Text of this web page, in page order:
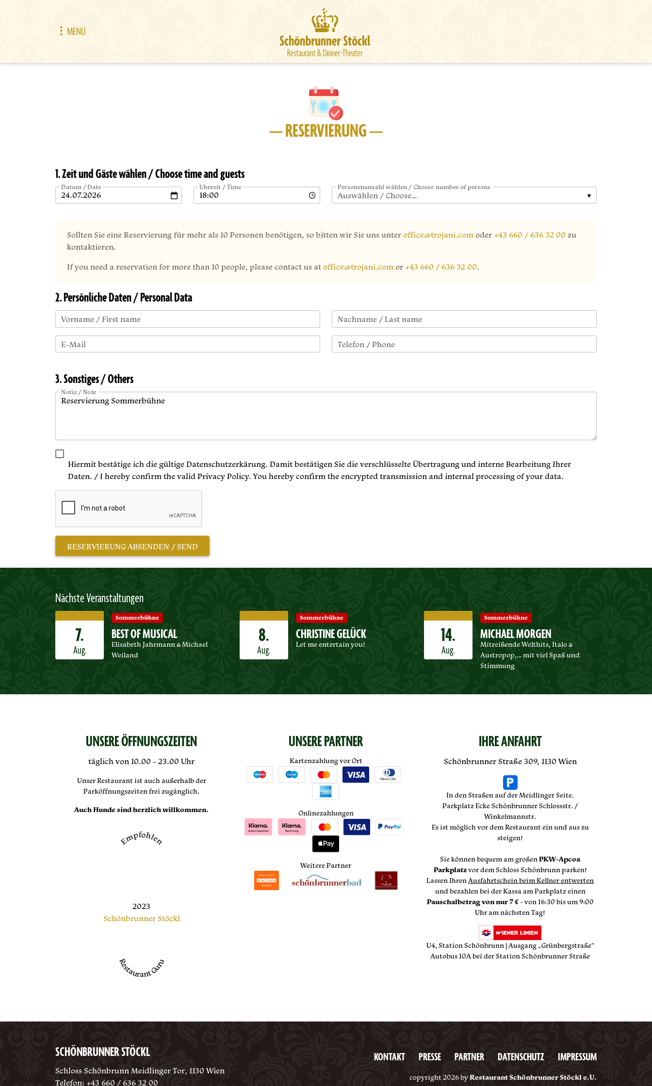
MENÜ
— RESERVIERUNG —
1. Zeit und Gäste wählen / Choose time and guests
Datum / Date Uhrzeit / Time Personenanzahl wählen / Choose number of persons
Auswählen / Choose…
Sollten Sie eine Reservierung für mehr als 10 Personen benötigen, so bitten wir Sie uns unter office@trojani.com oder +43 660 / 636 32 00 zu
kontaktieren.
If you need a reservation for more than 10 people, please contact us at office@trojani.com or +43 660 / 636 32 00.
2. Persönliche Daten / Personal Data
Vorname / First name Nachname / Last name
E-Mail Telefon / Phone
3. Sonstiges / Others
Notiz / Note
Hiermit bestätige ich die gültige Datenschutzerkärung. Damit bestätigen Sie die verschlüsselte Übertragung und interne Bearbeitung Ihrer
Daten. / I hereby confirm the valid Privacy Policy. You hereby confirm the encrypted transmission and internal processing of your data.
Nächste Veranstaltungen
7.
Aug.
Sommerbühne
BEST OF MUSICAL
Elisabeth Jahrmann & Michael
Weiland
8.
Aug.
Sommerbühne
CHRISTINE GELÜCK
Let me entertain you! 14.
Aug.
Sommerbühne
MICHAEL MORGEN
Mitreißende Welthits, Italo &
Austropop,… mit viel Spaß und
Stimmung
UNSERE ÖFFNUNGSZEITEN
täglich von 10.00 - 23.00 Uhr
Unser Restaurant ist auch außerhalb der
Parköffnungszeiten frei zugänglich.
Auch Hunde sind herzlich willkommen.
Empfohlen
2023
Schönbrunner Stöckl
Restaurant Guru
UNSERE PARTNER
Kartenzahlung vor Ort
Onlinezahlungen
Weitere Partner
IHRE ANFAHRT
Schönbrunner Straße 309, 1130 Wien
In den Straßen auf der Meidlinger Seite.
Parkplatz Ecke Schönbrunner Schlossstr. /
Winkelmannstr.
Es ist möglich vor dem Restaurant ein und aus zu
steigen!
Sie können bequem am großenPKW-Apcoa
Parkplatzvor dem Schloss Schönbrunn parken!
Lassen IhrenAusfahrtschein beim Kellner entwerten
und bezahlen bei der Kassa am Parkplatz einen
Pauschalbetrag von nur 7 €- von 16:30 bis um 9:00
Uhr am nächsten Tag!
U4, Station Schönbrunn | Ausgang „Grünbergstraße“
Autobus 10A bei der Station Schönbrunner Straße
SCHÖNBRUNNER STÖCKL
Schloss Schönbrunn Meidlinger Tor, 1130 Wien
Telefon: +43 660 / 636 32 00
KONTAKT PRESSE PARTNER DATENSCHUTZ IMPRESSUM
copyright 2026 byRestaurant Schönbrunner Stöckl e.U.